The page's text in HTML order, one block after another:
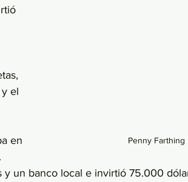
Penny Farthing
el
en
un banco local e invirtió 75.000